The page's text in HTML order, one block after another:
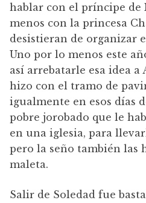
hablar con el príncipe de
menos con la princesa
desistieran de organizar
Uno por lo menos este
así arrebatarle esa idea a
hizo con el tramo de
igualmente en esos días
pobre jorobado que le
en una iglesia, para
pero la seño también las
maleta.
Salir de Soledad fue